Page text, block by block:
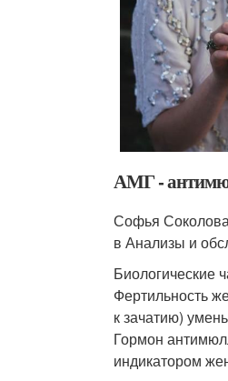
АМГ -
Софья
в Анализы и
Биологические
Фертильность
к зачатию)
Гормон
индикатором